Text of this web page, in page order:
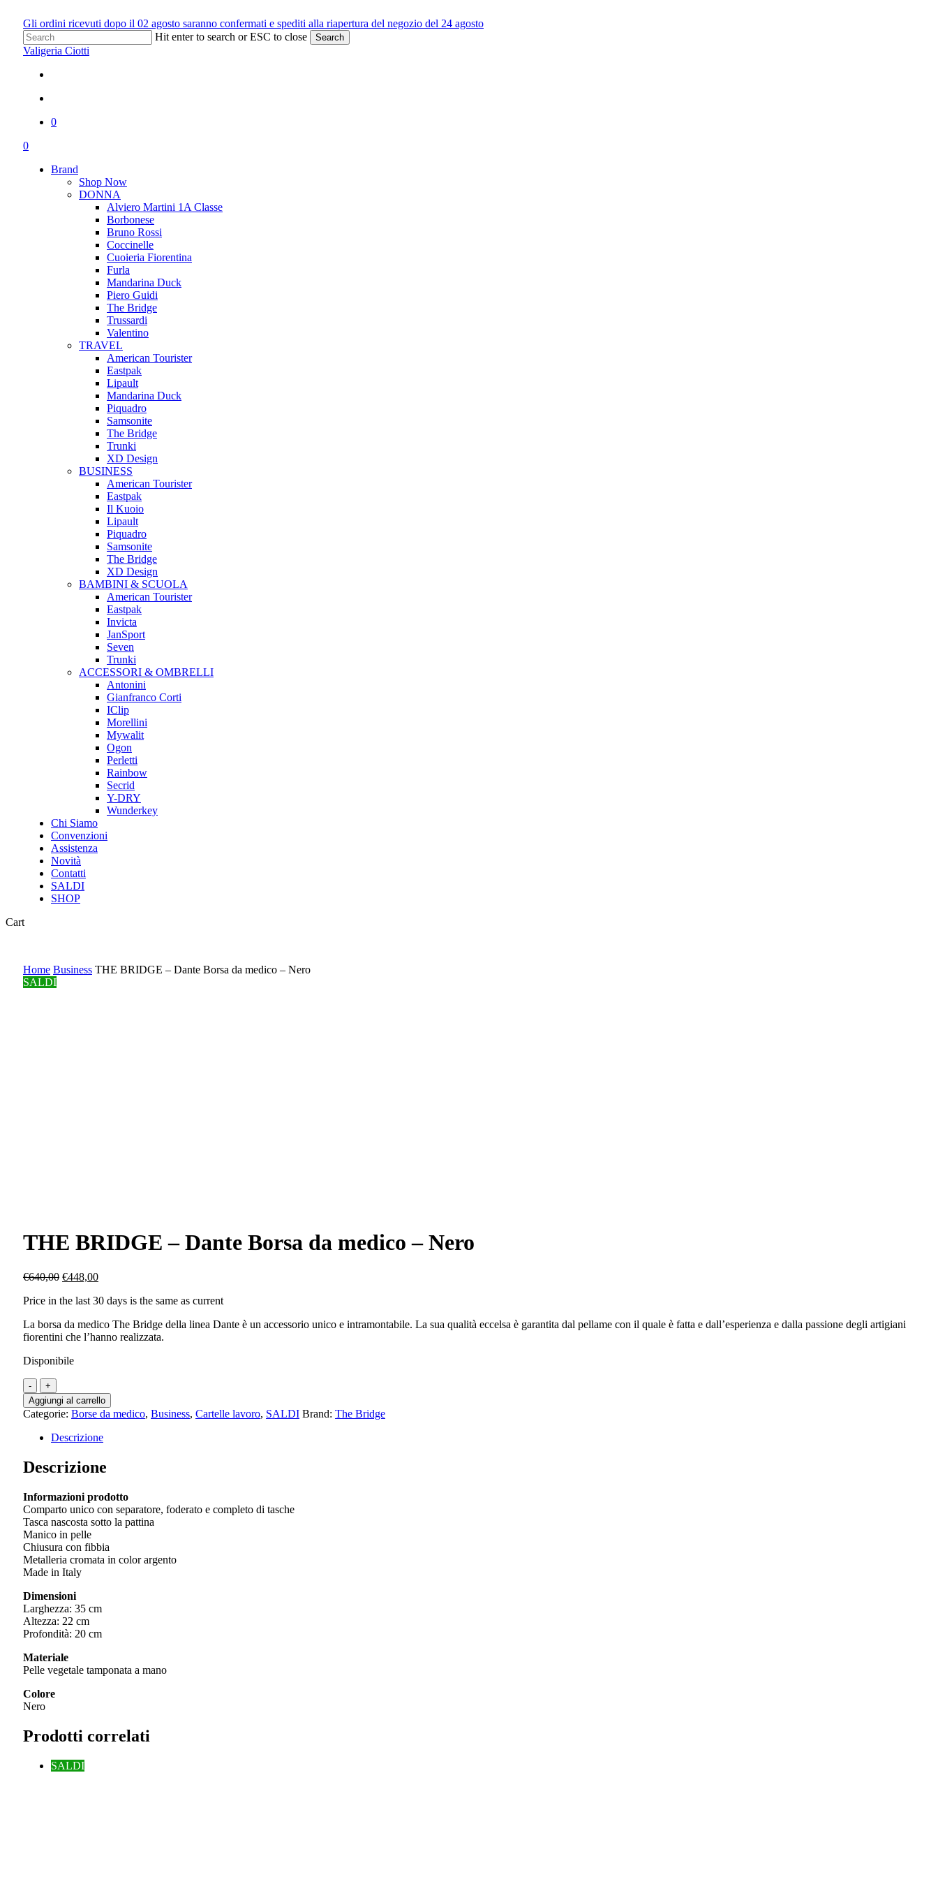
Skip
main
Gli ordini ricevuti dopo il 02 agosto saranno confermati e spediti alla riapertura del negozio del 24 agosto
Hit enter to search or ESC to close
Search
Close
Valigeria Ciotti
0
Menu
search
0
Brand
Shop Now
DONNA
Alviero Martini 1A Classe
Borbonese
Bruno Rossi
Coccinelle
Cuoieria Fiorentina
Furla
Mandarina Duck
Piero Guidi
The Bridge
Trussardi
Valentino
TRAVEL
American Tourister
Eastpak
Lipault
Mandarina Duck
Piquadro
Samsonite
The Bridge
Trunki
XD Design
BUSINESS
American Tourister
Eastpak
Il Kuoio
Lipault
Piquadro
Samsonite
The Bridge
XD Design
BAMBINI & SCUOLA
American Tourister
Eastpak
Invicta
JanSport
Seven
Trunki
ACCESSORI & OMBRELLI
Antonini
Gianfranco Corti
IClip
Morellini
Mywalit
Ogon
Perletti
Rainbow
Secrid
Y-DRY
Wunderkey
Chi Siamo
Convenzioni
Assistenza
Novità
Contatti
SALDI
SHOP
CartClose
Home Business THE BRIDGE – Dante Borsa da medico – Nero
SALDI
THE BRIDGE – Dante Borsa da medico – Nero
€640,00 Il
originale
€640,00.
€448,00Il
attuale
€448,00.
Price in the last 30 days is the same as current
La borsa da medico The Bridge della linea Dante è un accessorio unico e intramontabile. La sua qualità eccelsa è garantita dal pellame con il quale è fatta e dall’esperienza e dalla passione degli artigiani
fiorentini che l’hanno realizzata.
Disponibile
THE
BRIDGE
-
Dante
Borsa
medico
-
quantità
Aggiungi al carrello
Categorie: Borse da medico, Business, Cartelle lavoro, SALDI Brand: The Bridge
Descrizione
Descrizione
Informazioni prodotto
Comparto unico con separatore, foderato e completo di tasche
Tasca nascosta sotto la pattina
Manico in pelle
Chiusura con fibbia
Metalleria cromata in color argento
Made in Italy
Dimensioni
Larghezza: 35 cm
Altezza: 22 cm
Profondità: 20 cm
Materiale
Pelle vegetale tamponata a mano
Colore
Nero
Prodotti correlati
SALDI